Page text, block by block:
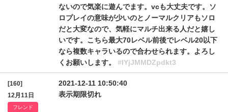
ないので気楽に遊んでます。vcも大丈夫です。ソ
ロプレイの意味が少いのとノーマルクリアもソロ
だと大変なので、気軽にマルチ出来る人だと嬉し
いです。こちら最大70レベル前後でレベル20以下
なら複数キャラいるので合わせられます。よろし
くお願いします。 #lYjJMMDZpdkt3
[160]
12月11日
フレンド
2021-12-11 10:50:40
表示期限切れ